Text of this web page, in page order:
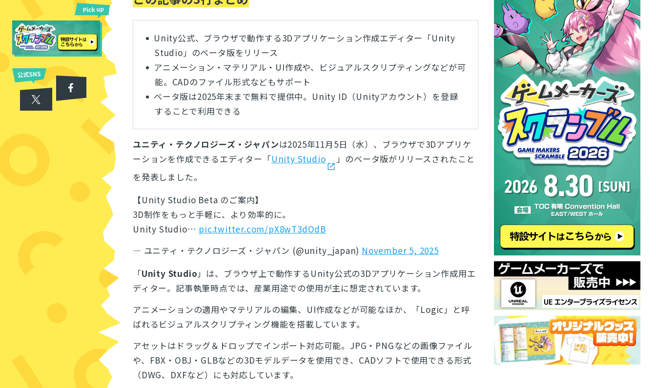
Unity公式、ブラウザで動作する3Dアプリケーション作成エディター「Unity
Studio」のベータ版をリリース
アニメーション・マテリアル・UI作成や、ビジュアルスクリプティングなどが可
能。CADのファイル形式などもサポート
ベータ版は2025年末まで無料で提供中。Unity ID（Unityアカウント）を登録
することで利用できる
ユニティ・テクノロジーズ・ジャパンは2025年11月5日（水）、ブラウザで3Dアプリケ
ーションを作成できるエディター「Unity Studio
」のベータ版がリリースされたこと
を発表しました。
【Unity Studio Beta のご案内】
3D制作をもっと手軽に、より効率的に。
Unity Studio… pic.twitter.com/pX8wT3dOdB
— ユニティ・テクノロジーズ・ジャパン (@unity_japan) November 5, 2025
「Unity Studio」は、ブラウザ上で動作するUnity公式の3Dアプリケーション作成用エ
ディター。記事執筆時点では、産業用途での使用が主に想定されています。
アニメーションの適用やマテリアルの編集、UI作成などが可能なほか、「Logic」と呼
ばれるビジュアルスクリプティング機能を搭載しています。
アセットはドラッグ＆ドロップでインポート対応可能。JPG・PNGなどの画像ファイル
や、FBX・OBJ・GLBなどの3Dモデルデータを使用でき、CADソフトで使用できる形式
（DWG、DXFなど）にも対応しています。